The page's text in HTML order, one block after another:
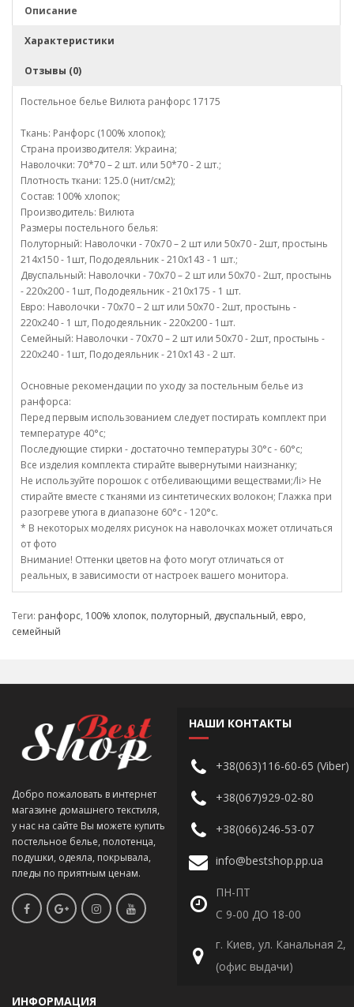
Описание
Характеристики
Отзывы (0)
Постельное белье Вилюта ранфорс 17175
Ткань: Ранфорс (100% хлопок);
Страна производителя: Украина;
Наволочки: 70*70 – 2 шт. или 50*70 - 2 шт.;
Плотность ткани: 125.0 (нит/см2);
Состав: 100% хлопок;
Производитель: Вилюта
Размеры постельного белья:
Полуторный: Наволочки - 70х70 – 2 шт или 50х70 - 2шт, простынь
214х150 - 1шт, Пододеяльник - 210х143 - 1 шт.;
Двуспальный: Наволочки - 70х70 – 2 шт или 50х70 - 2шт, простынь
- 220х200 - 1шт, Пододеяльник - 210х175 - 1 шт.
Евро: Наволочки - 70х70 – 2 шт или 50х70 - 2шт, простынь -
220х240 - 1 шт, Пододеяльник - 220х200 - 1шт.
Семейный: Наволочки - 70х70 – 2 шт или 50х70 - 2шт, простынь -
220х240 - 1шт, Пододеяльник - 210х143 - 2 шт.
Основные рекомендации по уходу за постельным белье из
ранфорса:
Перед первым использованием следует постирать комплект при
температуре 40°c;
Последующие стирки - достаточно температуры 30°c - 60°c;
Все изделия комплекта стирайте вывернутыми наизнанку;
Не используйте порошок с отбеливающими веществами;/li> Не
стирайте вместе с тканями из синтетических волокон; Глажка при
разогреве утюга в диапазоне 60°c - 120°c.
* В некоторых моделях рисунок на наволочках может отличаться
от фото
Внимание! Оттенки цветов на фото могут отличаться от
реальных, в зависимости от настроек вашего монитора.
Теги: ранфорс, 100% хлопок, полуторный, двуспальный, евро,
семейный
Добро пожаловать в интернет
магазине домашнего текстиля,
у нас на сайте Вы можете купить
постельное белье, полотенца,
подушки, одеяла, покрывала,
пледы по приятным ценам.
НАШИ КОНТАКТЫ
+38(063)116-60-65 (Viber)
+38(067)929-02-80
+38(066)246-53-07
info@bestshop.pp.ua
ПН-ПТ
С 9-00 ДО 18-00
г. Киев, ул. Канальная 2,
(офис выдачи)
ИНФОРМАЦИЯ